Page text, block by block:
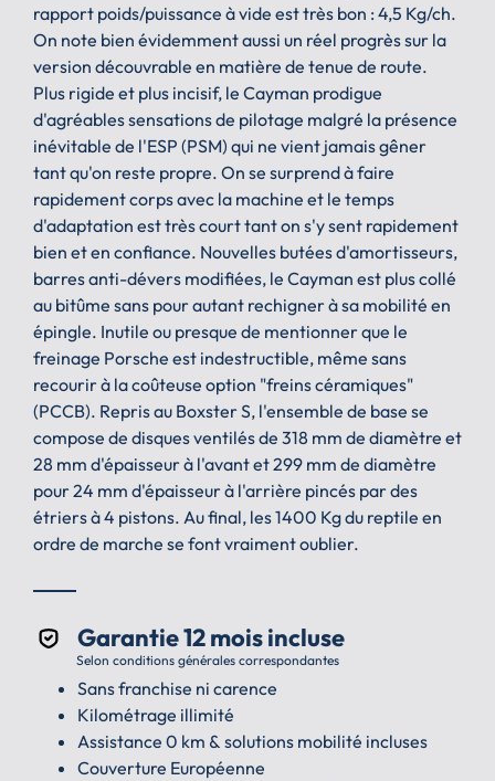
rapport poids/puissance à vide est très bon : 4,5 Kg/ch.
On note bien évidemment aussi un réel progrès sur la
version découvrable en matière de tenue de route.
Plus rigide et plus incisif, le Cayman prodigue
d'agréables sensations de pilotage malgré la présence
inévitable de l'ESP (PSM) qui ne vient jamais gêner
tant qu'on reste propre. On se surprend à faire
rapidement corps avec la machine et le temps
d'adaptation est très court tant on s'y sent rapidement
bien et en confiance. Nouvelles butées d'amortisseurs,
barres anti-dévers modifiées, le Cayman est plus collé
au bitûme sans pour autant rechigner à sa mobilité en
épingle. Inutile ou presque de mentionner que le
freinage Porsche est indestructible, même sans
recourir à la coûteuse option "freins céramiques"
(PCCB). Repris au Boxster S, l'ensemble de base se
compose de disques ventilés de 318 mm de diamètre et
28 mm d'épaisseur à l'avant et 299 mm de diamètre
pour 24 mm d'épaisseur à l'arrière pincés par des
étriers à 4 pistons. Au final, les 1400 Kg du reptile en
ordre de marche se font vraiment oublier.
Garantie 12 mois incluse
Selon conditions générales correspondantes
Sans franchise ni carence
Kilométrage illimité
Assistance 0 km & solutions mobilité incluses
Couverture Européenne